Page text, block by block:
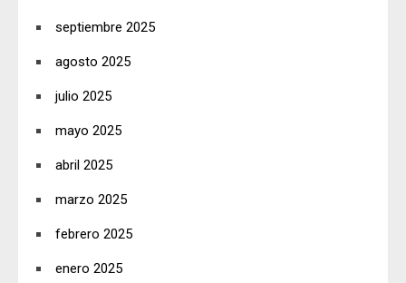
septiembre 2025
agosto 2025
julio 2025
mayo 2025
abril 2025
marzo 2025
febrero 2025
enero 2025